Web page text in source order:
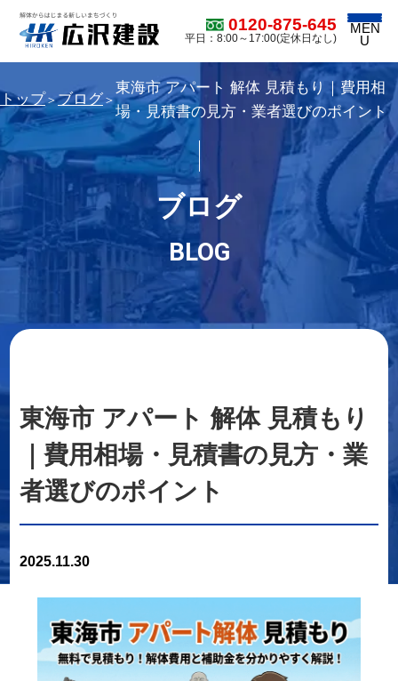
0120-875-645
平日：8:00～17:00(定休日なし)
MEN
U
トップ＞ブログ＞
東海市 アパート 解体 見積もり｜費用相
場・見積書の見方・業者選びのポイント
ブログ
BLOG
東海市 アパート 解体 見積もり
｜費用相場・見積書の見方・業
者選びのポイント
2025.11.30